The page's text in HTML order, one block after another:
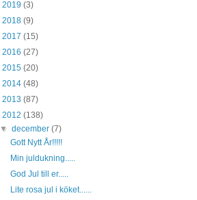
2019 (3)
2018 (9)
2017 (15)
2016 (27)
2015 (20)
2014 (48)
2013 (87)
2012 (138)
▼december(7)
Gott Nytt År!!!!!
Min juldukning.....
God Jul till er.....
Lite rosa jul i köket......